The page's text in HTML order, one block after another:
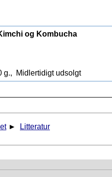
og Kombucha
g., Midlertidigt udsolgt
► Litteratur